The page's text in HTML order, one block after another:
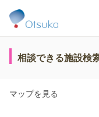
相談できる施設検
マップを見る